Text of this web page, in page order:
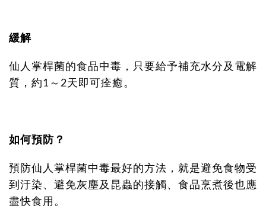
緩解
仙人掌桿菌的食品中毒，只要給予補充水分及電解
質，約1～2天即可痊癒。
如何預防？
預防仙人掌桿菌中毒最好的方法，就是避免食物受
到汙染、避免灰塵及昆蟲的接觸、食品烹煮後也應
盡快食用。